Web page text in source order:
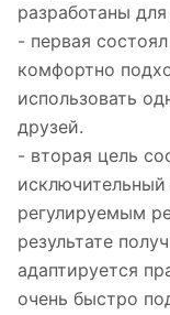
разработаны
- первая
комфортно
использовать
друзей.
- вторая цель
регулируемым
результате
адаптируется
очень быстро